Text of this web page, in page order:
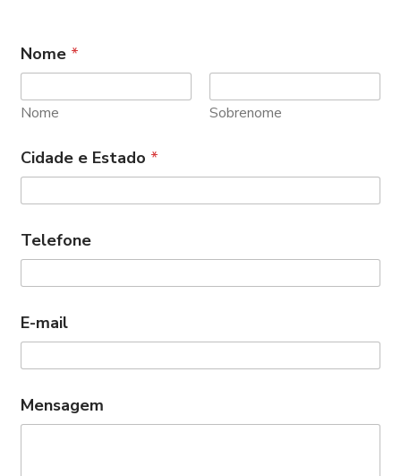
Nome *
Nome Sobrenome
Cidade e Estado *
Telefone
E-mail
Mensagem